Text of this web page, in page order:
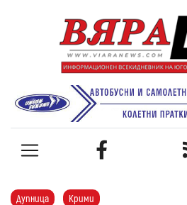
Дупница Крими